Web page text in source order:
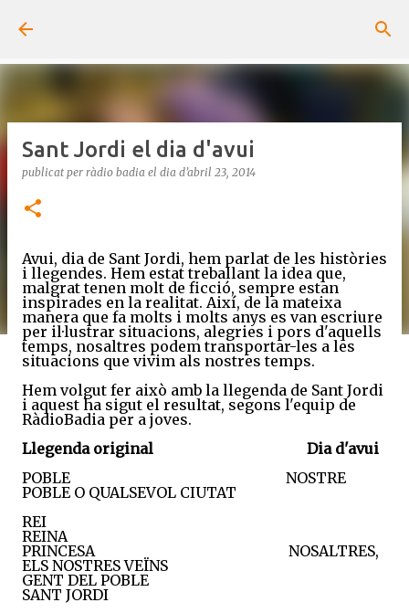
Sant Jordi el dia d'avui
publicat per ràdio badia el dia d’abril 23, 2014
Avui, dia de Sant Jordi, hem parlat de les històries
i llegendes. Hem estat treballant la idea que,
malgrat tenen molt de ficció, sempre estan
inspirades en la realitat. Així, de la mateixa
manera que fa molts i molts anys es van escriure
per il·lustrar situacions, alegries i pors d'aquells
temps, nosaltres podem transportar-les a les
situacions que vivim als nostres temps.
Hem volgut fer això amb la llegenda de Sant Jordi
i aquest ha sigut el resultat, segons l'equip de
RàdioBadia per a joves.
Llegenda original
Dia d'avui
POBLE NOSTRE
POBLE O QUALSEVOL CIUTAT
REI
REINA
PRINCESA NOSALTRES,
ELS NOSTRES VEÏNS
GENT DEL POBLE
SANT JORDI